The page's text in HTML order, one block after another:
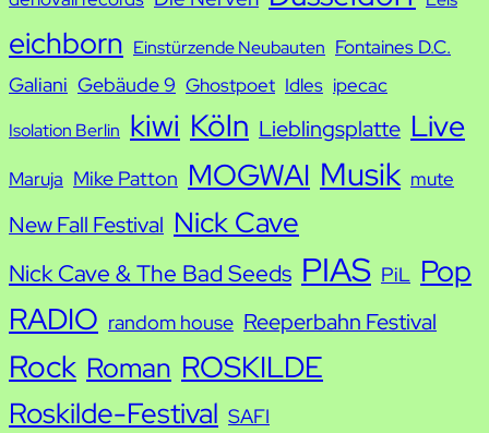
eichborn Einstürzende Neubauten Fontaines D.C.
Galiani Gebäude 9 Ghostpoet Idles ipecac
Isolation Berlin kiwi Köln Lieblingsplatte Live
Maruja Mike Patton MOGWAI Musik mute
New Fall Festival Nick Cave
Nick Cave & The Bad Seeds PIAS PiL Pop
RADIO random house Reeperbahn Festival
Rock Roman ROSKILDE
Roskilde-Festival SAFI